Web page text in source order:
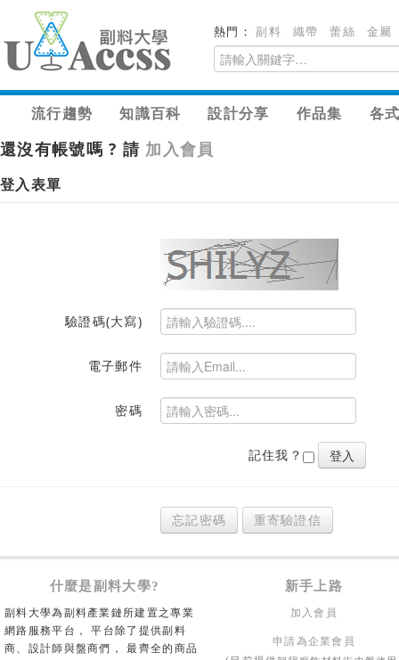
熱門：副料 織帶 蕾絲 金屬
流行趨勢 知識百科 設計分享 作品集 各
還沒有帳號嗎 ? 請 加入會員
登入表單
驗證碼(大寫)
電子郵件
密碼
記住我？
忘記密碼 重寄驗證信
什麼是副料大學? 新手上路
副料大學為副料產業鏈所建置之專業
網路服務平台， 平台除了提供副料
商、設計師與盤商們， 最齊全的商品
加入會員
申請為企業會員